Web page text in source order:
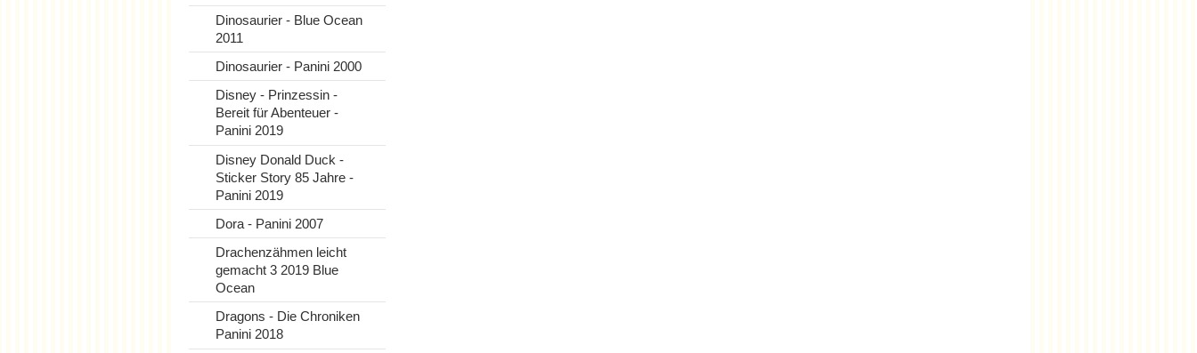
Dinosaurier - Blue Ocean
2011
Dinosaurier - Panini 2000
Disney - Prinzessin -
Bereit für Abenteuer -
Panini 2019
Disney Donald Duck -
Sticker Story 85 Jahre -
Panini 2019
Dora - Panini 2007
Drachenzähmen leicht
gemacht 3 2019 Blue
Ocean
Dragons - Die Chroniken
Panini 2018